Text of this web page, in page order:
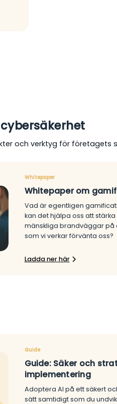
och verktyg för företagets
Whitepaper
Whitepaper om
Vad är egentligen
kan det hjälpa oss att stärka
mänskliga brandväggar på
som vi verkar förvänta oss?
Ladda ner här
Guide
Guide: Säker och
implementering
Adoptera AI på ett säkert
sätt samtidigt som du